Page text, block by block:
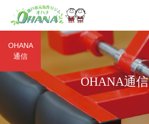
シニア(60歳以上の方)
OHANA通信
OHANA
通信